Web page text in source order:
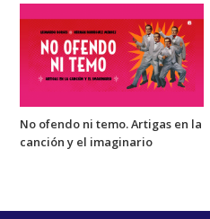
No ofendo ni temo. Artigas en la
canción y el imaginario